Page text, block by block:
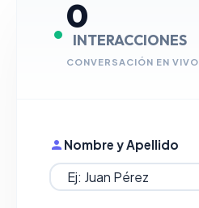
0
INTERACCIONES
CONVERSACIÓN EN VIVO
Nombre y Apellido